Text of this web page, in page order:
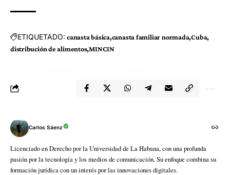
ETIQUETADO: canasta básica canasta familiar normada Cuba
distribución de alimentos MINCIN
Carlos Sáenz
Licenciado en Derecho por la Universidad de La Habana, con una profunda
pasión por la tecnología y los medios de comunicación. Su enfoque combina su
formación jurídica con un interés por las innovaciones digitales.